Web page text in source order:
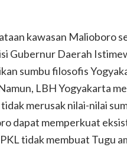
kawasan Malioboro
Gubernur Daerah
sumbu filosofis
LBH Yogyakarta
merusak nilai-nilai
dapat memperkuat
tidak membuat Tugu